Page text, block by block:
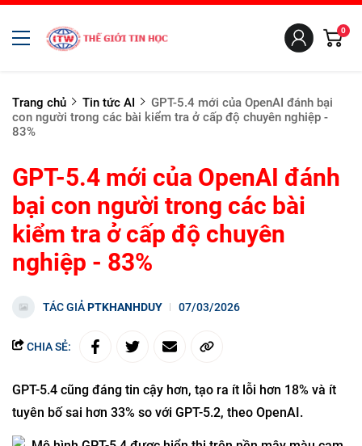
0
Trang chủ Tin tức AI
GPT-5.4 mới của OpenAI đánh bại
con người trong các bài kiểm tra ở cấp độ chuyên nghiệp -
83%
GPT-5.4 mới của OpenAI đánh
bại con người trong các bài
kiểm tra ở cấp độ chuyên
nghiệp - 83%
TÁC GIẢPTKHANHDUY 07/03/2026
CHIA SẺ:
GPT-5.4 cũng đáng tin cậy hơn, tạo ra ít lỗi hơn 18% và ít
tuyên bố sai hơn 33% so với GPT-5.2, theo OpenAI.